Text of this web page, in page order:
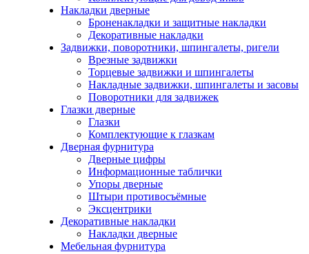
Накладки дверные
Броненакладки и защитные накладки
Декоративные накладки
Задвижки, поворотники, шпингалеты, ригели
Врезные задвижки
Торцевые задвижки и шпингалеты
Накладные задвижки, шпингалеты и засовы
Поворотники для задвижек
Глазки дверные
Глазки
Комплектующие к глазкам
Дверная фурнитура
Дверные цифры
Информационные таблички
Упоры дверные
Штыри противосъёмные
Эксцентрики
Декоративные накладки
Накладки дверные
Мебельная фурнитура